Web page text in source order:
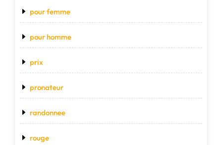
pour femme
pour homme
prix
pronateur
randonnee
rouge